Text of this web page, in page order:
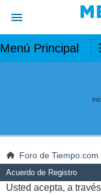
Menú Principal
Foro de Tiempo.com
Acuerdo de Registro
Usted acepta, a